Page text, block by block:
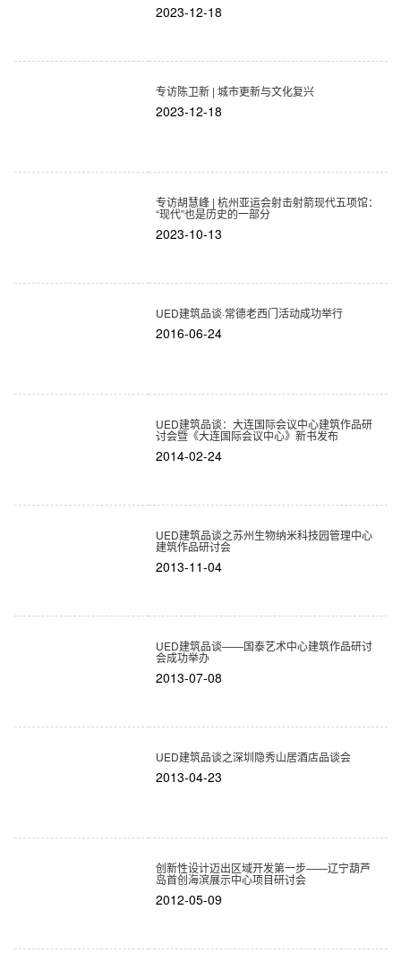
2023-12-18
专访陈卫新 | 城市更新与文化复兴
2023-12-18
专访胡慧峰 | 杭州亚运会射击射箭现代五项馆：
“现代”也是历史的一部分
2023-10-13
UED建筑品谈·常德老西门活动成功举行
2016-06-24
UED建筑品谈：大连国际会议中心建筑作品研
讨会暨《大连国际会议中心》新书发布
2014-02-24
UED建筑品谈之苏州生物纳米科技园管理中心
建筑作品研讨会
2013-11-04
UED建筑品谈——国泰艺术中心建筑作品研讨
会成功举办
2013-07-08
UED建筑品谈之深圳隐秀山居酒店品谈会
2013-04-23
创新性设计迈出区域开发第一步——辽宁葫芦
岛首创海滨展示中心项目研讨会
2012-05-09